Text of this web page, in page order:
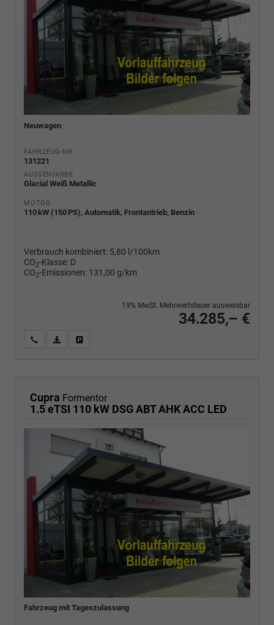
Neuwagen
FAHRZEUG-NR.
131221
AUSSENFARBE
Glacial Weiß Metallic
MOTOR
110 kW (150 PS), Automatik, Frontantrieb, Benzin
Verbrauch kombiniert: 5,80 l/100km
CO2-Klasse: D
CO2-Emissionen: 131,00 g/km
34.285,– €
19% MwSt. Mehrwertsteuer ausweisbar
Wir rufen Sie anPDF-Fahrzeugexposé drucken
Cupra Formentor
1.5 eTSI 110 kW DSG ABT AHK ACC LED
Fahrzeug mit Tageszulassung